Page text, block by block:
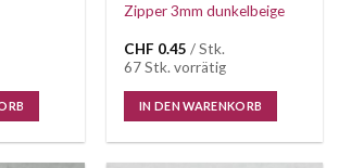
Zipper 3mm dunkelbeige
CHF 0.45 / Stk.
67 Stk. vorrätig
IN DEN WARENKORB